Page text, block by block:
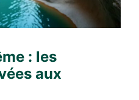
: les
aux